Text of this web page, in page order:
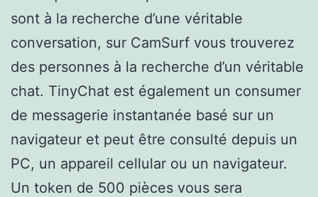
sont à la recherche d’une véritable
conversation, sur CamSurf vous trouverez
des personnes à la recherche d’un véritable
chat. TinyChat est également un consumer
de messagerie instantanée basé sur un
navigateur et peut être consulté depuis un
PC, un appareil cellular ou un navigateur.
Un token de 500 pièces vous sera